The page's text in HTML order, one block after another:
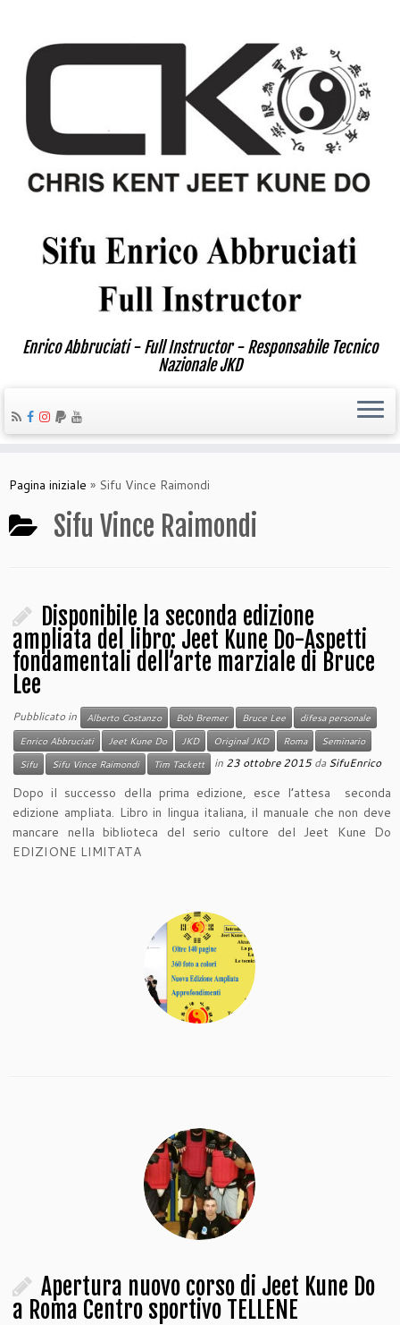
Enrico Abbruciati - Full Instructor - Responsabile Tecnico
Nazionale JKD
Pagina iniziale » Sifu Vince Raimondi
Sifu Vince Raimondi
Disponibile la seconda edizione
ampliata del libro: Jeet Kune Do-Aspetti
fondamentali dell’arte marziale di Bruce
Lee
Pubblicato in Alberto Costanzo Bob Bremer Bruce Lee
difesa personale
Enrico Abbruciati
Jeet Kune Do JKD Original JKD Roma
Seminario
Sifu
Sifu Vince Raimondi Tim Tackett in 23 ottobre 2015 daSifuEnrico
Dopo il successo della prima edizione, esce l’attesa seconda
edizione ampliata. Libro in lingua italiana, il manuale che non deve
mancare nella biblioteca del serio cultore del Jeet Kune Do
EDIZIONE LIMITATA
Apertura nuovo corso di Jeet Kune Do
a Roma Centro sportivo TELLENE